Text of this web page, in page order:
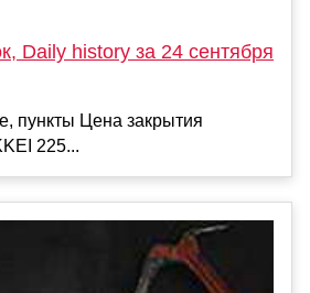
Daily history за 24 сентября
пункты Цена закрытия
225...